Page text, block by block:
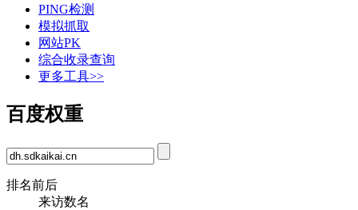
PING检测
模拟抓取
网站PK
综合收录查询
更多工具>>
百度权重
排名前后
来访数名